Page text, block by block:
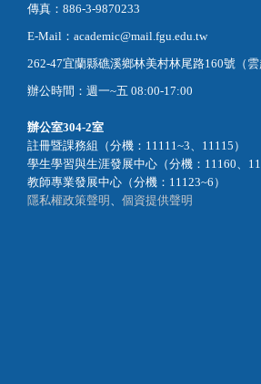
傳真：886-3-9870233
E-Mail：academic@mail.fgu.edu.tw
262-47宜蘭縣礁溪鄉林美村林尾路160號（雲
辦公時間：週一~五 08:00-17:00
辦公室304-2室
註冊暨課務組（分機：11111~3、11115）
學生學習與生涯發展中心（分機：11160、
教師專業發展中心（分機：11123~6）
隱私權政策聲明
個資提供聲明